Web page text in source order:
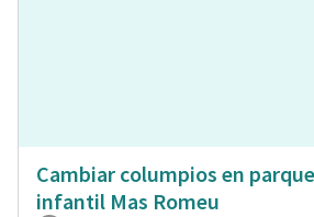
Cambiar columpios en parque
infantil Mas Romeu